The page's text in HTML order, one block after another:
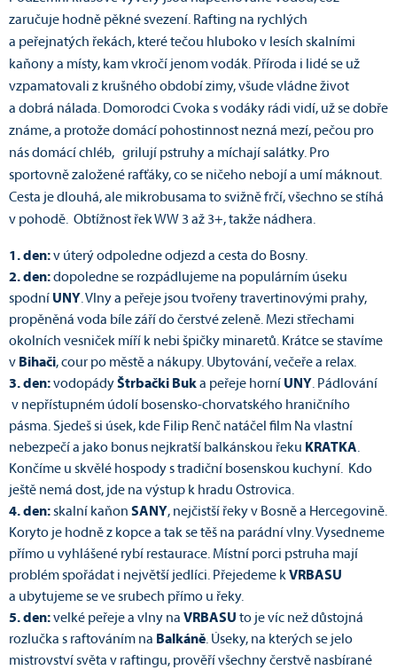
zaručuje hodně pěkné svezení. Rafting na rychlých
a peřejnatých řekách, které tečou hluboko v lesích skalními
kaňony a místy, kam vkročí jenom vodák. Příroda i lidé se už
vzpamatovali z krušného období zimy, všude vládne život
a dobrá nálada. Domorodci Cvoka s vodáky rádi vidí, už se dobře
známe, a protože domácí pohostinnost nezná mezí, pečou pro
nás domácí chléb, grilují pstruhy a míchají salátky. Pro
sportovně založené rafťáky, co se ničeho nebojí a umí máknout.
Cesta je dlouhá, ale mikrobusama to svižně frčí, všechno se stíhá
v pohodě. Obtížnost řek WW 3 až 3+, takže nádhera.
1. den:v úterý odpoledne odjezd a cesta do Bosny.
2. den:dopoledne se rozpádlujeme na populárním úseku
spodní UNY. Vlny a peřeje jsou tvořeny travertinovými prahy,
propěněná voda bíle září do čerstvé zeleně. Mezi střechami
okolních vesniček míří k nebi špičky minaretů. Krátce se stavíme
v Bihači, cour po městě a nákupy. Ubytování, večeře a relax.
3. den:vodopádyŠtrbački Buka peřeje horní UNY. Pádlování
v nepřístupném údolí bosensko-chorvatského hraničního
pásma. Sjedeš si úsek, kde Filip Renč natáčel film Na vlastní
nebezpečí a jako bonus nejkratší balkánskou řeku KRATKA.
Končíme u skvělé hospody s tradiční bosenskou kuchyní. Kdo
ještě nemá dost, jde na výstup k hradu Ostrovica.
4. den:skalní kaňon SANY, nejčistší řeky v Bosně a Hercegovině.
Koryto je hodně z kopce a tak se těš na parádní vlny. Vysedneme
přímo u vyhlášené rybí restaurace. Místní porci pstruha mají
problém spořádat i největší jedlíci. Přejedeme kVRBASU
a ubytujeme se ve srubech přímo u řeky.
5. den:velké peřeje a vlny na VRBASU to je víc než důstojná
rozlučka s raftováním na Balkáně. Úseky, na kterých se jelo
mistrovství světa v raftingu, prověří všechny čerstvě nasbírané